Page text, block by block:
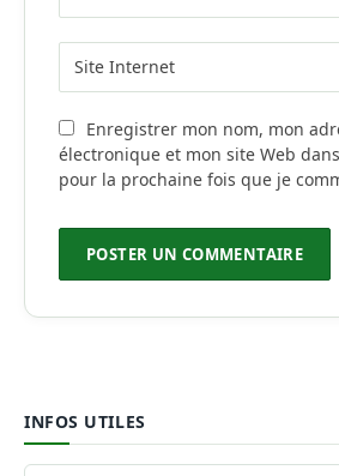
Enregistrer mon nom, mon
électronique et mon site Web
pour la prochaine fois que je
INFOS UTILES